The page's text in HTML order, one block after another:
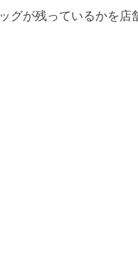
が残っているかを店